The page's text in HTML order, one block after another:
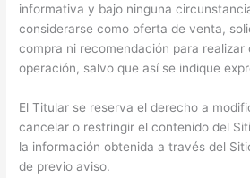
informativa y bajo ninguna
considerarse como oferta de venta,
compra ni recomendación para realizar
operación, salvo que así se indique
El Titular se reserva el derecho a
cancelar o restringir el contenido del
la información obtenida a través del
de previo aviso.